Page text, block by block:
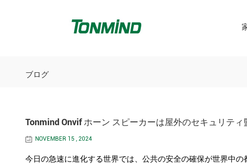
ブログ
Tonmind Onvif ホーン スピーカーは屋外のセキュリティ
NOVEMBER 15 , 2024
今日の急速に進化する世界では、公共の安全の確保が世界中